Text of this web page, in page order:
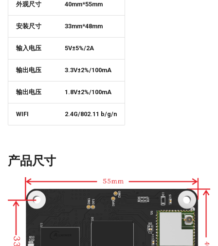
Panda Lux
Panda Lux A1/A1mini
Panda Lux RGB PX
外观尺寸 40mm*55mm
安装尺寸 33mm*48mm
输入电压 5V±5%/2A
输出电压 3.3V±2%/100mA
输出电压 1.8V±2%/100mA
WIFI 2.4G/802.11 b/g/n
产品尺寸